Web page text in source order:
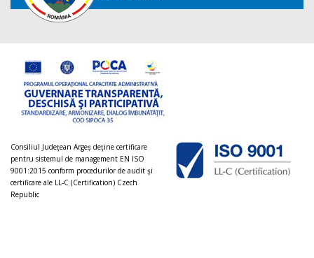
Consiliul Judeţean Argeș deţine certificare
pentru sistemul de management EN ISO
9001:2015 conform procedurilor de audit şi
certificare ale LL-C (Certification) Czech
Republic